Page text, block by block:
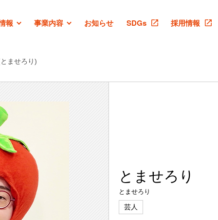
報 事業内容 お知らせ SDGs 採用情報
ませろり)
とませろり
とませろり
芸人